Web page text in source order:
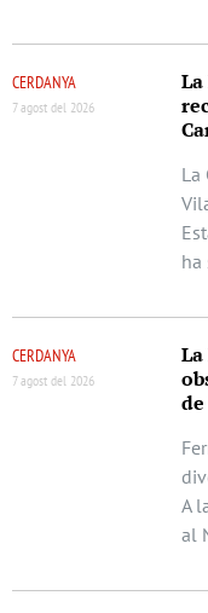
CERDANYA
7 agost del 2026
La
ha
CERDANYA
7 agost del 2026
A
al